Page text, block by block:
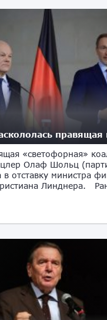
правящая
«светофорная»
Олаф Шольц
в отставку министра
Линднера.